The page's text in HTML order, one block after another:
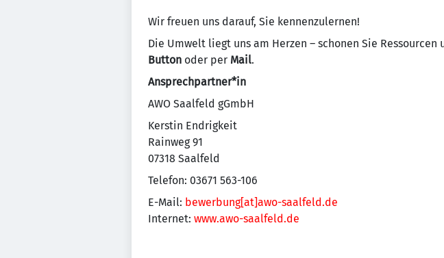
Wir freuen uns darauf, Sie kennenzulernen!
Die Umwelt liegt uns am Herzen – schonen Sie
Button oder per Mail.
Ansprechpartner*in
AWO Saalfeld gGmbH
Kerstin Endrigkeit
Rainweg 91
07318 Saalfeld
Telefon: 03671 563-106
E-Mail: bewerbung[at]awo-saalfeld.de
Internet: www.awo-saalfeld.de